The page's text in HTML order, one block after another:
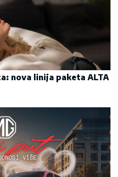
nova linija paketa ALTA